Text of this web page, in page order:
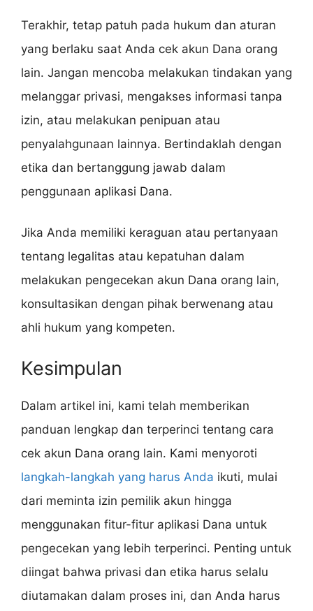
Terakhir, tetap patuh pada hukum dan aturan
yang berlaku saat Anda cek akun Dana orang
lain. Jangan mencoba melakukan tindakan yang
melanggar privasi, mengakses informasi tanpa
izin, atau melakukan penipuan atau
penyalahgunaan lainnya. Bertindaklah dengan
etika dan bertanggung jawab dalam
penggunaan aplikasi Dana.
Jika Anda memiliki keraguan atau pertanyaan
tentang legalitas atau kepatuhan dalam
melakukan pengecekan akun Dana orang lain,
konsultasikan dengan pihak berwenang atau
ahli hukum yang kompeten.
Kesimpulan
Dalam artikel ini, kami telah memberikan
panduan lengkap dan terperinci tentang cara
cek akun Dana orang lain. Kami menyoroti
langkah-langkah yang harus Anda ikuti, mulai
dari meminta izin pemilik akun hingga
menggunakan fitur-fitur aplikasi Dana untuk
pengecekan yang lebih terperinci. Penting untuk
diingat bahwa privasi dan etika harus selalu
diutamakan dalam proses ini, dan Anda harus